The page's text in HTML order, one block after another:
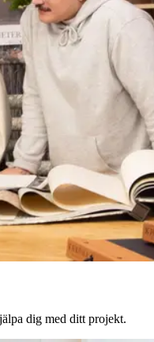
dig med ditt projekt.